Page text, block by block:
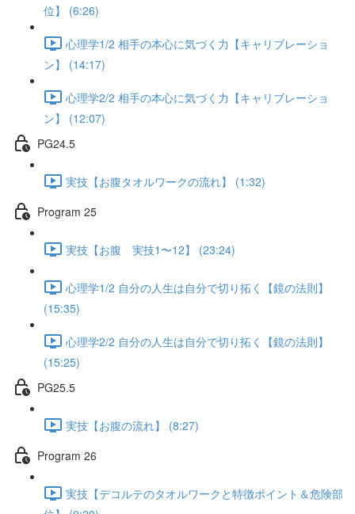
位】 (6:26)
心理学1/2 相手の本心に気づく力【キャリブレーショ
ン】 (14:17)
心理学2/2 相手の本心に気づく力【キャリブレーショ
ン】 (12:07)
PG24.5
実技【お腹タオルワークの流れ】 (1:32)
Program 25
実技【お腹 実技1〜12】 (23:24)
心理学1/2 自分の人生は自分で切り拓く【鏡の法則】
(15:35)
心理学2/2 自分の人生は自分で切り拓く【鏡の法則】
(15:25)
PG25.5
実技【お腹の流れ】 (8:27)
Program 26
実技【デコルテのタオルワークと特徴ポイント＆危険部